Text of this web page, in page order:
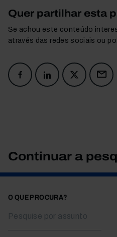
Quer partilhar esta
Se achou este conteúdo
através das redes sociais ou
Continuar a
O QUE PROCURA?